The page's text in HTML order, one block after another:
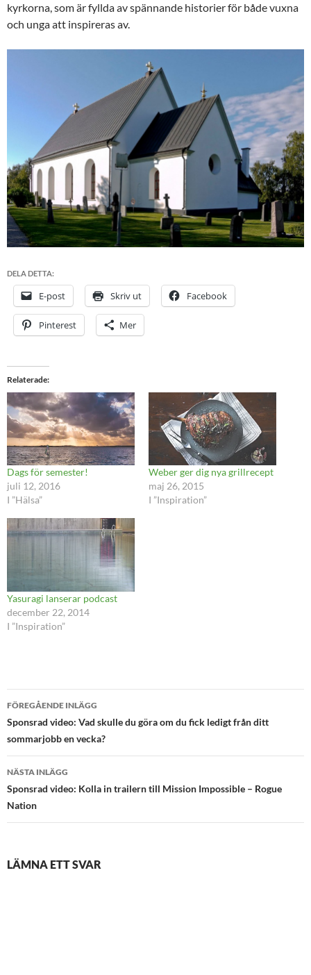
kyrkorna, som är fyllda av spännande historier för både vuxna
och unga att inspireras av.
DELA DETTA:
E-post Skriv ut Facebook
Pinterest Mer
Relaterade
Dags för semester!
juli 12, 2016
I ”Hälsa”
Weber ger dig nya grillrecept
maj 26, 2015
I ”Inspiration”
Yasuragi lanserar podcast
december 22, 2014
I ”Inspiration”
Inläggsnavigering
FÖREGÅENDE INLÄGG
Sponsrad video: Vad skulle du göra om du fick ledigt från ditt
sommarjobb en vecka?
NÄSTA INLÄGG
Sponsrad video: Kolla in trailern till Mission Impossible – Rogue
Nation
LÄMNA ETT SVAR